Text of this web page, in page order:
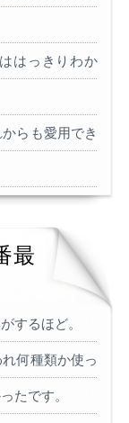
はっきりわか
らも愛用でき
最
するほど。
何種類か使っ
たです。